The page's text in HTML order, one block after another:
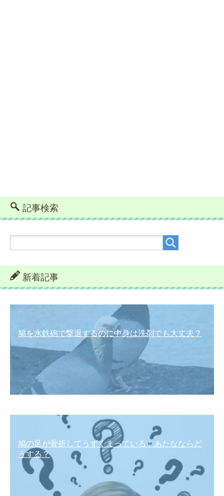
記事検索
新着記事
鳩を水鉄砲で撃退するのに中身は洗剤でも大丈夫？
鳩の足が骨折してうずくまっている！あたなならど
うする？